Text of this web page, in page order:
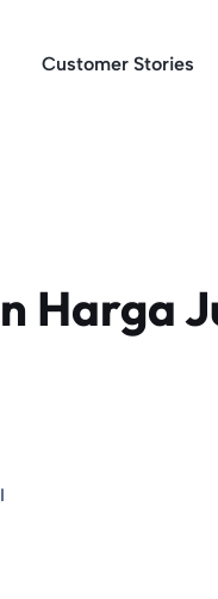
Customer Stories
Harga